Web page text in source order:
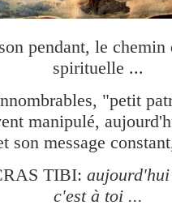
pendant, le
spirituelle ...
"petit
manipulé,
son message
TIBI:
c'est à toi ...